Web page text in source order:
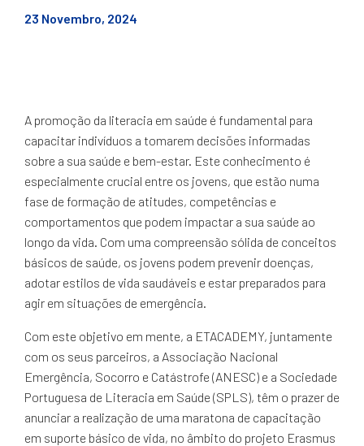
23 Novembro, 2024
A promoção da literacia em saúde é fundamental para
capacitar indivíduos a tomarem decisões informadas
sobre a sua saúde e bem-estar. Este conhecimento é
especialmente crucial entre os jovens, que estão numa
fase de formação de atitudes, competências e
comportamentos que podem impactar a sua saúde ao
longo da vida. Com uma compreensão sólida de conceitos
básicos de saúde, os jovens podem prevenir doenças,
adotar estilos de vida saudáveis e estar preparados para
agir em situações de emergência.
Com este objetivo em mente, a ETACADEMY, juntamente
com os seus parceiros, a Associação Nacional
Emergência, Socorro e Catástrofe (ANESC) e a Sociedade
Portuguesa de Literacia em Saúde (SPLS), têm o prazer de
anunciar a realização de uma maratona de capacitação
em suporte básico de vida, no âmbito do projeto Erasmus